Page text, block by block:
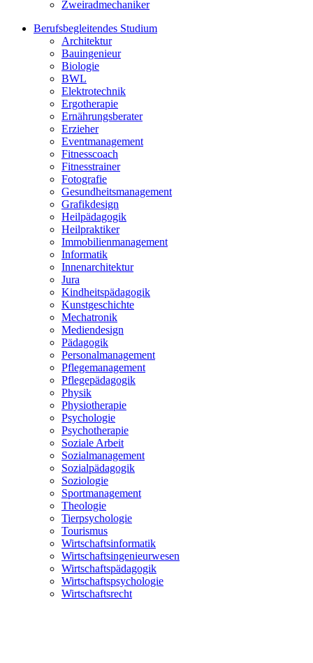
Zweiradmechaniker
Berufsbegleitendes Studium
Architektur
Bauingenieur
Biologie
BWL
Elektrotechnik
Ergotherapie
Ernährungsberater
Erzieher
Eventmanagement
Fitnesscoach
Fitnesstrainer
Fotografie
Gesundheitsmanagement
Grafikdesign
Heilpädagogik
Heilpraktiker
Immobilienmanagement
Informatik
Innenarchitektur
Jura
Kindheitspädagogik
Kunstgeschichte
Mechatronik
Mediendesign
Pädagogik
Personalmanagement
Pflegemanagement
Pflegepädagogik
Physik
Physiotherapie
Psychologie
Psychotherapie
Soziale Arbeit
Sozialmanagement
Sozialpädagogik
Soziologie
Sportmanagement
Theologie
Tierpsychologie
Tourismus
Wirtschaftsinformatik
Wirtschaftsingenieurwesen
Wirtschaftspädagogik
Wirtschaftspsychologie
Wirtschaftsrecht